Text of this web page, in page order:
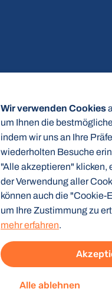
Wir verwenden Cookies
um Ihnen die
indem wir uns an Ihre
wiederholten Besuche
"Alle akzeptieren" klicken,
der Verwendung aller
können auch die "Cookie-
um Ihre Zustimmung zu
mehr erfahren.
Alle ablehnen